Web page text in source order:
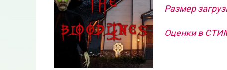
Размер
Оценки в